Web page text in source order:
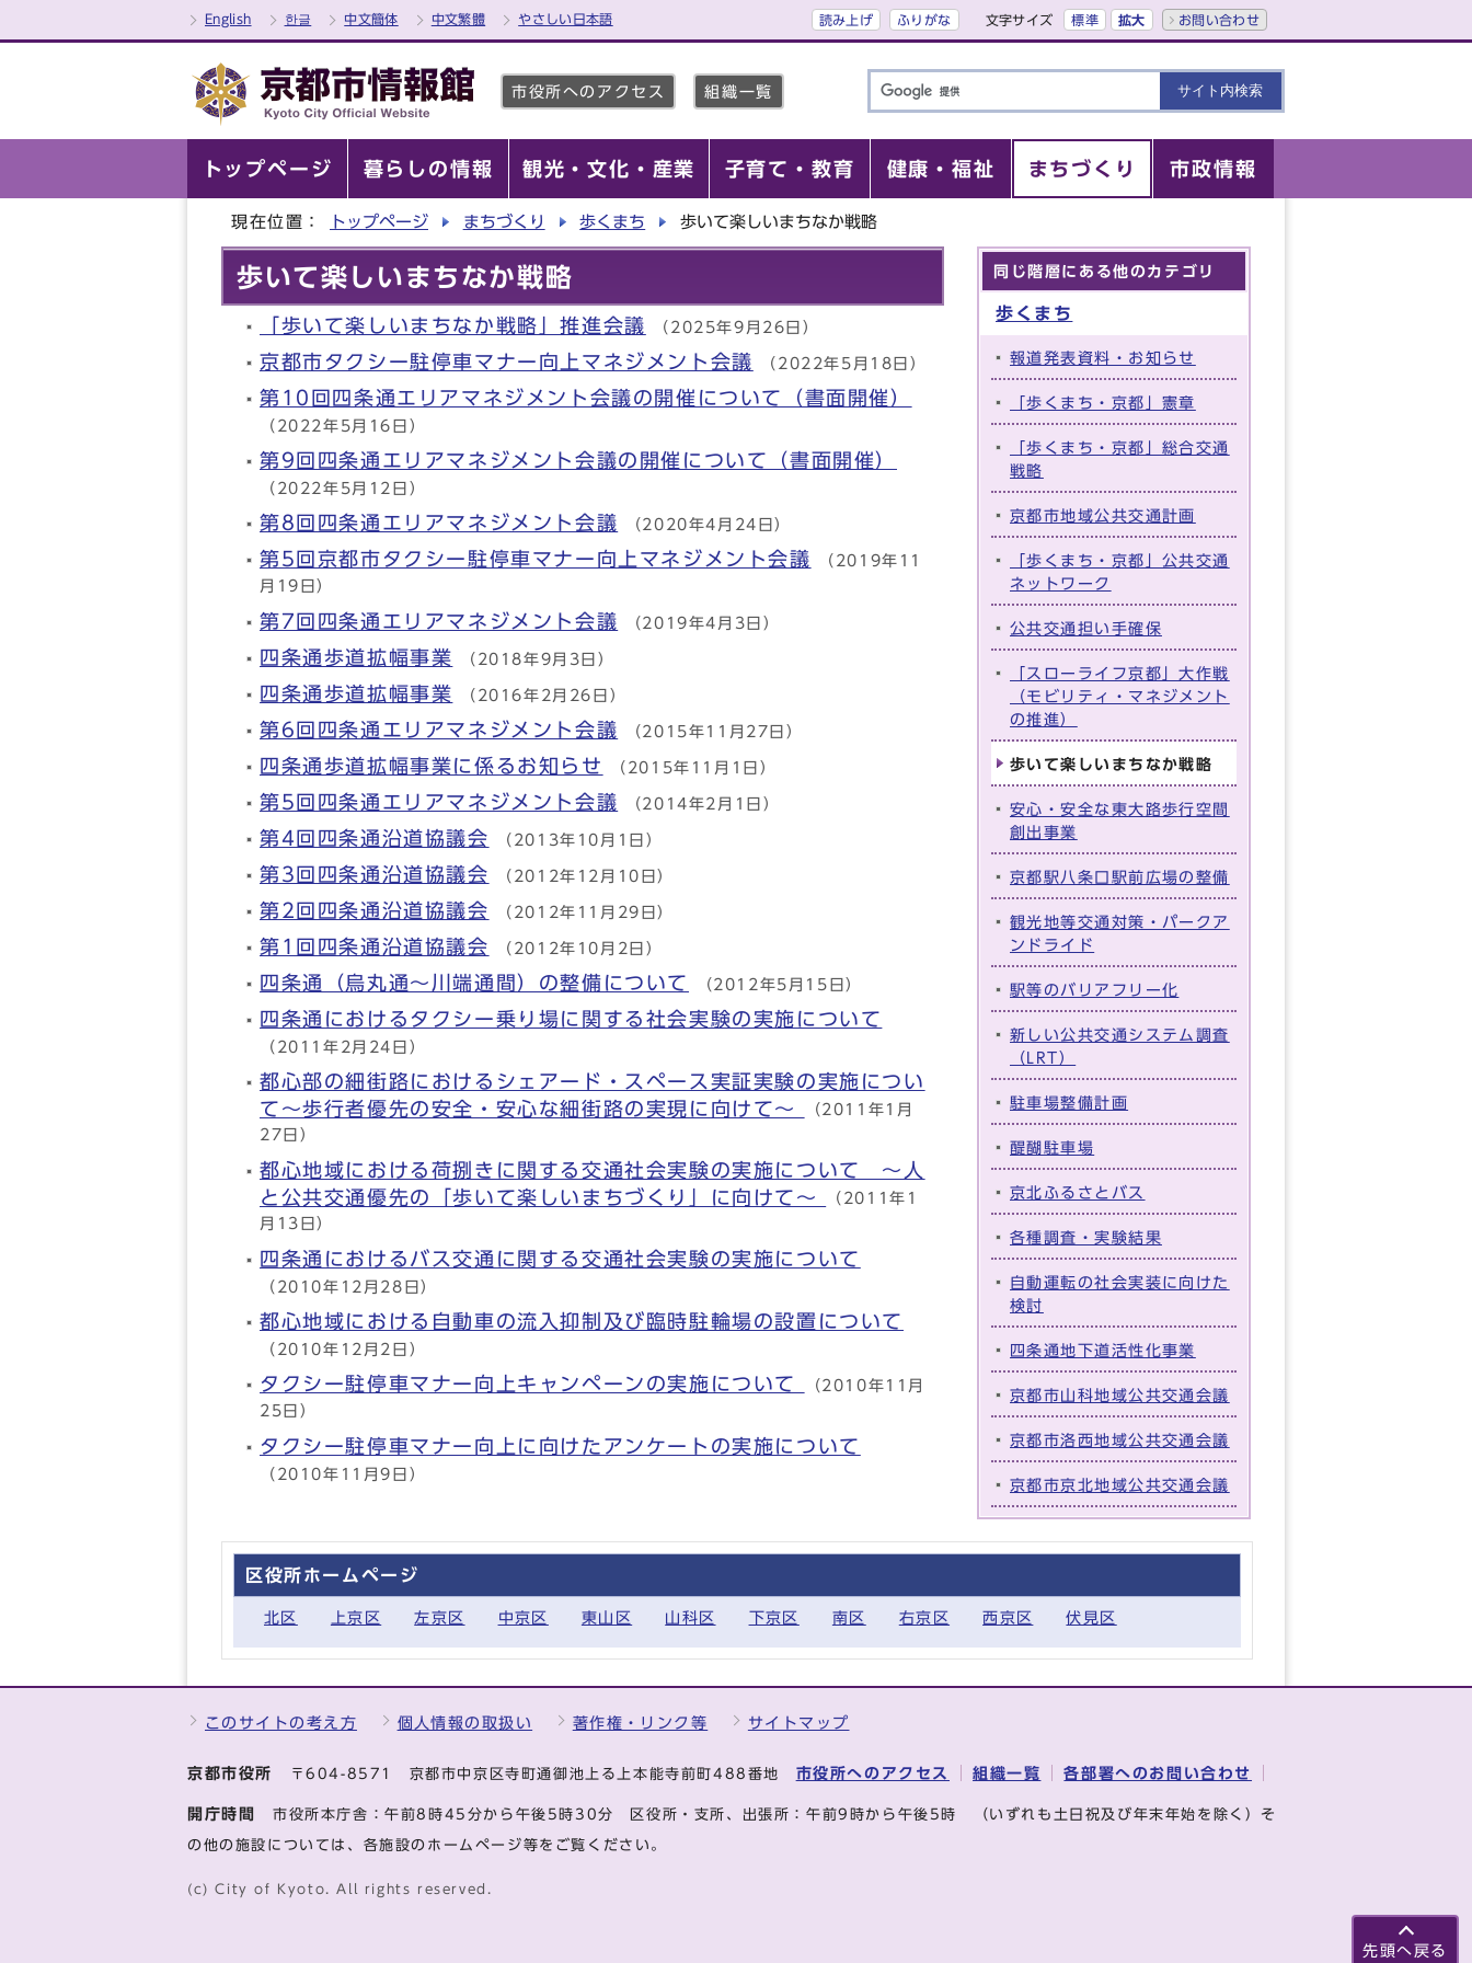
English 한글 中文簡体 中文繁體 やさしい日本語 読み上げ ふりがな 文字サイズ 標準 拡大 お問い合わせ
市役所へのアクセス 組織一覧
トップページ 暮らしの情報 観光・文化・産業 子育て・教育 健康・福祉 まちづくり 市政情報
現在位置： トップページ まちづくり 歩くまち 歩いて楽しいまちなか戦略
歩いて楽しいまちなか戦略
「歩いて楽しいまちなか戦略」推進会議 （2025年9月26日）
京都市タクシー駐停車マナー向上マネジメント会議 （2022年5月18日）
第10回四条通エリアマネジメント会議の開催について（書面開催）
（2022年5月16日）
第9回四条通エリアマネジメント会議の開催について（書面開催）
（2022年5月12日）
第8回四条通エリアマネジメント会議 （2020年4月24日）
第5回京都市タクシー駐停車マナー向上マネジメント会議 （2019年11
月19日）
第7回四条通エリアマネジメント会議 （2019年4月3日）
四条通歩道拡幅事業 （2018年9月3日）
四条通歩道拡幅事業 （2016年2月26日）
第6回四条通エリアマネジメント会議 （2015年11月27日）
四条通歩道拡幅事業に係るお知らせ （2015年11月1日）
第5回四条通エリアマネジメント会議 （2014年2月1日）
第4回四条通沿道協議会 （2013年10月1日）
第3回四条通沿道協議会 （2012年12月10日）
第2回四条通沿道協議会 （2012年11月29日）
第1回四条通沿道協議会 （2012年10月2日）
四条通（烏丸通～川端通間）の整備について （2012年5月15日）
四条通におけるタクシー乗り場に関する社会実験の実施について
（2011年2月24日）
都心部の細街路におけるシェアード・スペース実証実験の実施につい
て～歩行者優先の安全・安心な細街路の実現に向けて～ （2011年1月
27日）
都心地域における荷捌きに関する交通社会実験の実施について ～人
と公共交通優先の「歩いて楽しいまちづくり」に向けて～ （2011年1
月13日）
四条通におけるバス交通に関する交通社会実験の実施について
（2010年12月28日）
都心地域における自動車の流入抑制及び臨時駐輪場の設置について
（2010年12月2日）
タクシー駐停車マナー向上キャンペーンの実施について （2010年11月
25日）
タクシー駐停車マナー向上に向けたアンケートの実施について
（2010年11月9日）
同じ階層にある他のカテゴリ
歩くまち
報道発表資料・お知らせ
「歩くまち・京都」憲章
「歩くまち・京都」総合交通
戦略
京都市地域公共交通計画
「歩くまち・京都」公共交通
ネットワーク
公共交通担い手確保
「スローライフ京都」大作戦
（モビリティ・マネジメント
の推進）
歩いて楽しいまちなか戦略
安心・安全な東大路歩行空間
創出事業
京都駅八条口駅前広場の整備
観光地等交通対策・パークア
ンドライド
駅等のバリアフリー化
新しい公共交通システム調査
（LRT）
駐車場整備計画
醍醐駐車場
京北ふるさとバス
各種調査・実験結果
自動運転の社会実装に向けた
検討
四条通地下道活性化事業
京都市山科地域公共交通会議
京都市洛西地域公共交通会議
京都市京北地域公共交通会議
区役所ホームページ
北区 上京区 左京区 中京区 東山区 山科区 下京区 南区 右京区 西京区 伏見区
先頭へ戻る
このサイトの考え方 個人情報の取扱い 著作権・リンク等 サイトマップ
京都市役所 〒604-8571 京都市中京区寺町通御池上る上本能寺前町488番地 市役所へのアクセス 組織一覧 各部署へのお問い合わせ
開庁時間 市役所本庁舎：午前8時45分から午後5時30分 区役所・支所、出張所：午前9時から午後5時 （いずれも土日祝及び年末年始を除く）そ
の他の施設については、各施設のホームページ等をご覧ください。
(c) City of Kyoto. All rights reserved.